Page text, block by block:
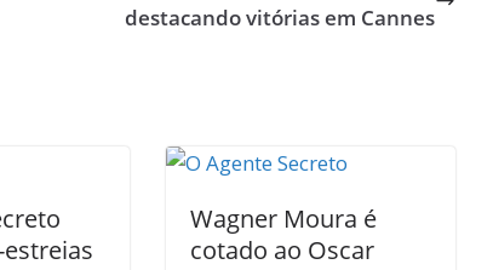
destacando vitórias em Cannes
Wagner Moura é
cotado ao Oscar